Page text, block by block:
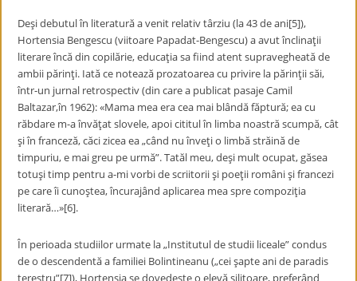
Deşi debutul în literatură a venit relativ târziu (la 43 de ani[5]),
Hortensia Bengescu (viitoare Papadat-Bengescu) a avut înclinaţii
literare încă din copilărie, educaţia sa fiind atent supravegheată de
ambii părinţi. Iată ce notează prozatoarea cu privire la părinţii săi,
într-un jurnal retrospectiv (din care a publicat pasaje Camil
Baltazar,în 1962): «Mama mea era cea mai blândă făptură; ea cu
răbdare m-a învăţat slovele, apoi cititul în limba noastră scumpă, cât
şi în franceză, căci zicea ea „când nu înveţi o limbă străină de
timpuriu, e mai greu pe urmă”. Tatăl meu, deşi mult ocupat, găsea
totuşi timp pentru a-mi vorbi de scriitorii şi poeţii români şi francezi
pe care îi cunoştea, încurajând aplicarea mea spre compoziţia
literară…»[6].
În perioada studiilor urmate la „Institutul de studii liceale” condus
de o descendentă a familiei Bolintineanu („cei şapte ani de paradis
terestru”[7]), Hortensia se dovedeşte o elevă silitoare, preferând